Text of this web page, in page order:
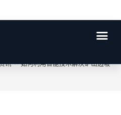
讯 > 如何利用智能技术解决矿山边坡监